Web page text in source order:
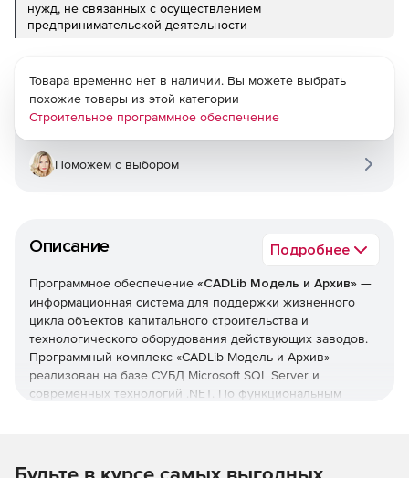
нужд, не связанных с осуществлением
предпринимательской деятельности
Описание Подробнее
Программное обеспечение «CADLib Модель и Архив» —
информационная система для поддержки жизненного
цикла объектов капитального строительства и
технологического оборудования действующих заводов.
Программный комплекс «CADLib Модель и Архив»
реализован на базе СУБД Microsoft SQL Server и
современных технологий .NET. По функциональным
Товара временно нет в наличии. Вы можете выбрать
похожие товары из этой категории
Строительное программное обеспечение
Поможем с выбором